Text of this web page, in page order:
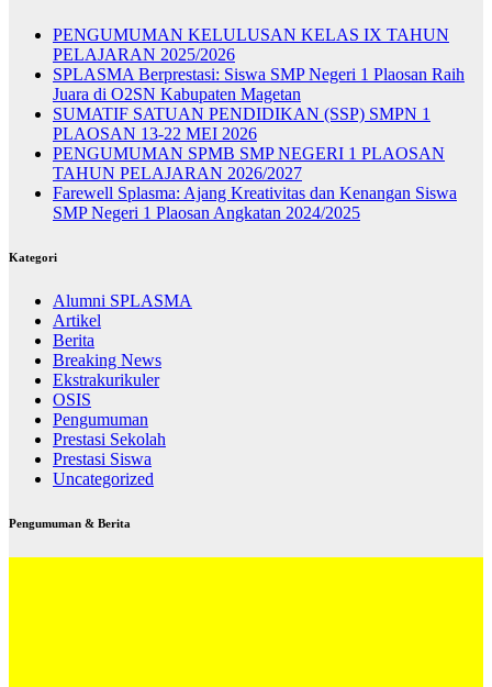
PENGUMUMAN KELULUSAN KELAS IX TAHUN
PELAJARAN 2025/2026
SPLASMA Berprestasi: Siswa SMP Negeri 1 Plaosan Raih
Juara di O2SN Kabupaten Magetan
SUMATIF SATUAN PENDIDIKAN (SSP) SMPN 1
PLAOSAN 13-22 MEI 2026
PENGUMUMAN SPMB SMP NEGERI 1 PLAOSAN
TAHUN PELAJARAN 2026/2027
Farewell Splasma: Ajang Kreativitas dan Kenangan Siswa
SMP Negeri 1 Plaosan Angkatan 2024/2025
Kategori
Alumni SPLASMA
Artikel
Berita
Breaking News
Ekstrakurikuler
OSIS
Pengumuman
Prestasi Sekolah
Prestasi Siswa
Uncategorized
Pengumuman & Berita